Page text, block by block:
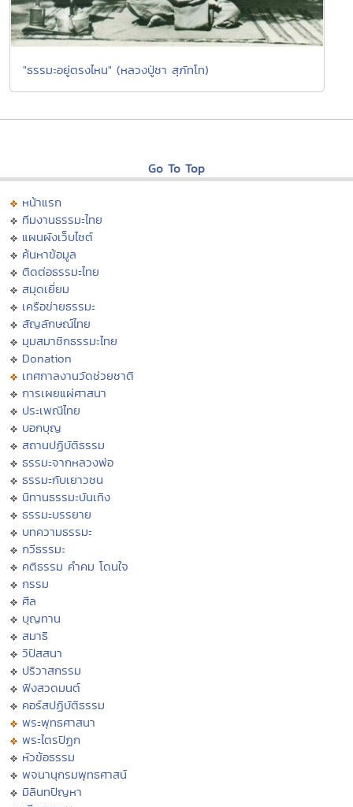
"ธรรมะอยู่ตรงไหน" (หลวงปู่ชา สุภัทโท)
Go To Top
หน้าแรก
ทีมงานธรรมะไทย
แผนผังเว็บไซต์
ค้นหาข้อมูล
ติดต่อธรรมะไทย
สมุดเยี่ยม
เครือข่ายธรรมะ
สัญลักษณ์ไทย
มุมสมาชิกธรรมะไทย
Donation
เทศกาลงานวัดช่วยชาติ
การเผยแผ่ศาสนา
ประเพณีไทย
บอกบุญ
สถานปฏิบัติธรรม
ธรรมะจากหลวงพ่อ
ธรรมะกับเยาวชน
นิทานธรรมะบันเทิง
ธรรมะบรรยาย
บทความธรรมะ
กวีธรรมะ
คติธรรม คำคม โดนใจ
กรรม
ศีล
บุญทาน
สมาธิ
วิปัสสนา
ปริวาสกรรม
ฟังสวดมนต์
คอร์สปฏิบัติธรรม
พระพุทธศาสนา
พระไตรปิฏก
หัวข้อธรรม
พจนานุกรมพุทธศาสน์
มิลินทปัญหา